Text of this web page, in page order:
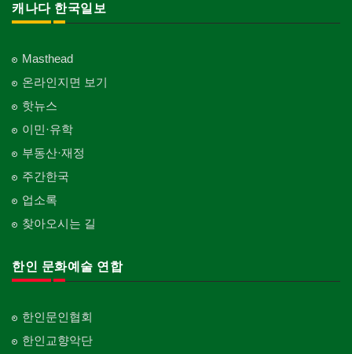
캐나다 한국일보
Masthead
온라인지면 보기
핫뉴스
이민·유학
부동산·재정
주간한국
업소록
찾아오시는 길
한인 문화예술 연합
한인문인협회
한인교향악단